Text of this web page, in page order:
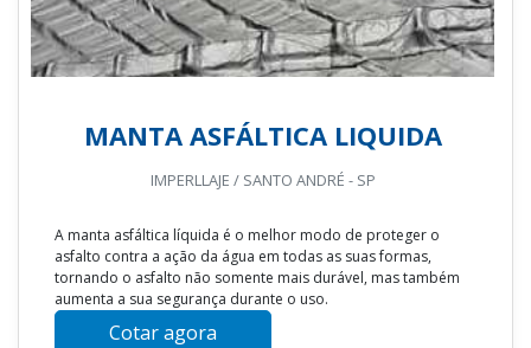
MANTA ASFÁLTICA LIQUIDA
IMPERLLAJE / SANTO ANDRÉ - SP
A manta asfáltica líquida é o melhor modo de proteger o
asfalto contra a ação da água em todas as suas formas,
tornando o asfalto não somente mais durável, mas também
aumenta a sua segurança durante o uso.
Cotar agora